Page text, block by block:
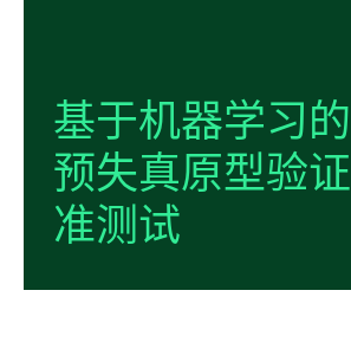
基于机器学习 的
预失真原型验证
准测试